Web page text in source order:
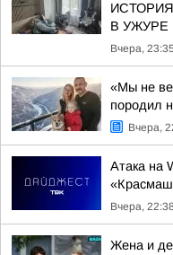
В УЖУРЕ
Вчера, 23:35
«Мы не
породил
Вчера,
Атака на
Вчера, 22:38
Жена и